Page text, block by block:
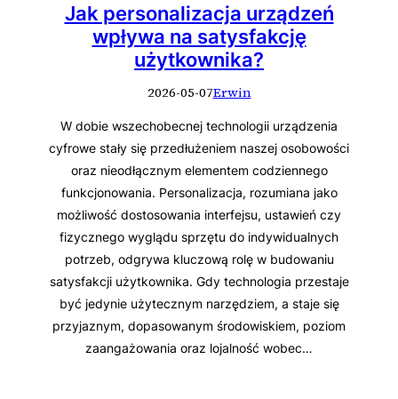
Jak personalizacja urządzeń
wpływa na satysfakcję
użytkownika?
2026-05-07Erwin
W dobie wszechobecnej technologii urządzenia
cyfrowe stały się przedłużeniem naszej osobowości
oraz nieodłącznym elementem codziennego
funkcjonowania. Personalizacja, rozumiana jako
możliwość dostosowania interfejsu, ustawień czy
fizycznego wyglądu sprzętu do indywidualnych
potrzeb, odgrywa kluczową rolę w budowaniu
satysfakcji użytkownika. Gdy technologia przestaje
być jedynie użytecznym narzędziem, a staje się
przyjaznym, dopasowanym środowiskiem, poziom
zaangażowania oraz lojalność wobec…